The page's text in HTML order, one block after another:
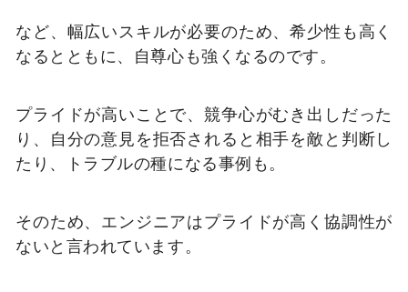
など、幅広いスキルが必要のため、希少性も高く
なるとともに、自尊心も強くなるのです。
プライドが高いことで、競争心がむき出しだった
り、自分の意見を拒否されると相手を敵と判断し
たり、トラブルの種になる事例も。
そのため、エンジニアはプライドが高く協調性が
ないと言われています。